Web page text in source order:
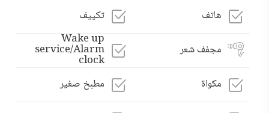
هاتف
تكييف
مجفف شعر
Wake up
service/Alarm
clock
مكواة
مطبخ صغير